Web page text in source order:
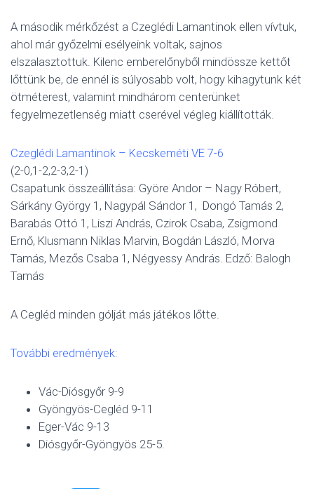
A második mérkőzést a Czeglédi Lamantinok ellen vívtuk,
ahol már győzelmi esélyeink voltak, sajnos
elszalasztottuk. Kilenc emberelőnyből mindössze kettőt
lőttünk be, de ennél is súlyosabb volt, hogy kihagytunk két
ötméterest, valamint mindhárom centerünket
fegyelmezetlenség miatt cserével végleg kiállították.
Czeglédi Lamantinok – Kecskeméti VE 7-6
(2-0,1-2,2-3,2-1)
Csapatunk összeállítása: Györe Andor – Nagy Róbert,
Sárkány György 1, Nagypál Sándor 1, Dongó Tamás 2,
Barabás Ottó 1, Liszi András, Czirok Csaba, Zsigmond
Ernő, Klusmann Niklas Marvin, Bogdán László, Morva
Tamás, Mezős Csaba 1, Négyessy András. Edző: Balogh
Tamás
A Cegléd minden gólját más játékos lőtte.
További eredmények:
Vác-Diósgyőr 9-9
Gyöngyös-Cegléd 9-11
Eger-Vác 9-13
Diósgyőr-Gyöngyös 25-5.